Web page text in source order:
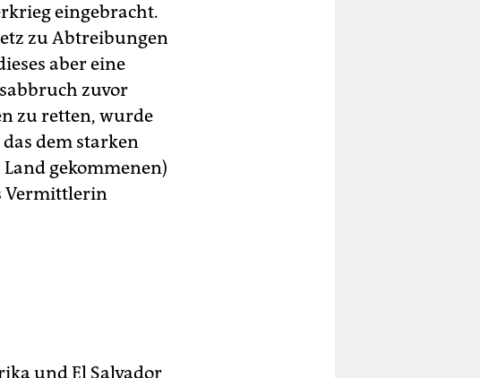
eingebracht.
zu Abtreibungen
aber eine
zuvor
zu retten, wurde
dem starken
gekommenen)
Vermittlerin
und El Salvador